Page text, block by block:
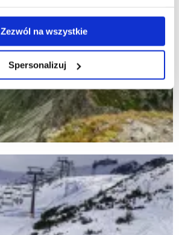
Zezwól na wszystkie
Spersonalizuj